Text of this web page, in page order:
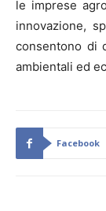
le imprese
innovazione,
consentono di
ambientali ed
Facebook